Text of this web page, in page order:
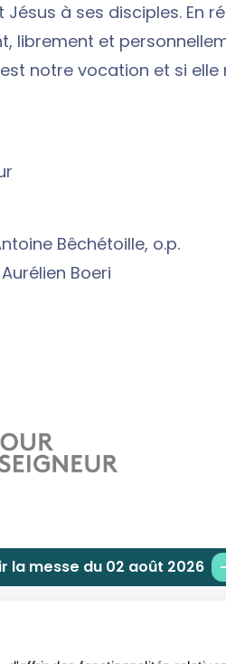
à ses disciples. En
librement et
notre vocation et si elle
Bêchétoille, o.p.
Boeri
la messe du 02 août 2026